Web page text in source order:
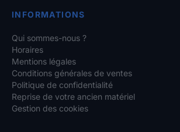
INFORMATIONS
Qui sommes-nous ?
Horaires
Mentions légales
Conditions générales de ventes
Politique de confidentialité
Reprise de votre ancien matériel
Gestion des cookies